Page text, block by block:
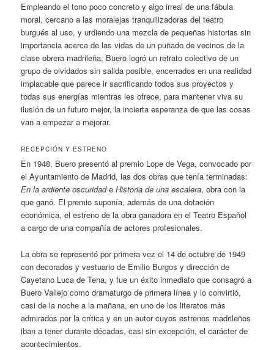
Empleando el tono poco concreto y algo irreal de una fábula
moral, cercano a las moralejas tranquilizadoras del teatro
burgués al uso, y urdiendo una mezcla de pequeñas historias sin
importancia acerca de las vidas de un puñado de vecinos de la
clase obrera madrileña, Buero logró un retrato colectivo de un
grupo de olvidados sin salida posible, encerrados en una realidad
implacable que parece ir sacrificando todos sus proyectos y
todas sus energías mientras les ofrece, para mantener viva su
ilusión de un futuro mejor, la incierta esperanza de que las cosas
van a empezar a mejorar.
RECEPCIÓN Y ESTRENO
En 1948, Buero presentó al premio Lope de Vega, convocado por
el Ayuntamiento de Madrid, las dos obras que tenía terminadas:
En la ardiente oscuridadeHistoria de una escalera, obra con la
que ganó. El premio suponía, además de una dotación
económica, el estreno de la obra ganadora en el Teatro Español
a cargo de una compañía de actores profesionales.
La obra se representó por primera vez el 14 de octubre de 1949
con decorados y vestuario de Emilio Burgos y dirección de
Cayetano Luca de Tena, y fue un éxito inmediato que consagró a
Buero Vallejo como dramaturgo de primera línea y lo convirtió,
casi de la noche a la mañana, en uno de los literatos más
admirados por la crítica y en un autor cuyos estrenos madrileños
iban a tener durante décadas, casi sin excepción, el carácter de
acontecimientos.